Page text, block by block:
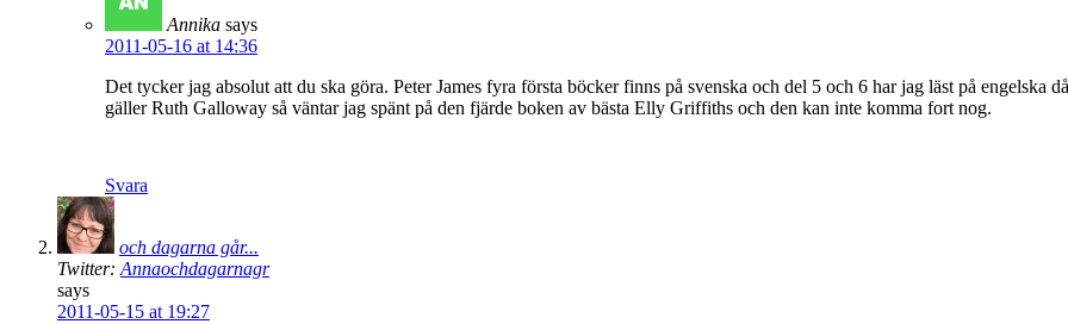
Annika says
2011-05-16 at 14:36
Det tycker jag absolut att du ska göra. Peter James fyra första böcker finns på svenska och del 5 och 6 har jag läst på engelska
gäller Ruth Galloway så väntar jag spänt på den fjärde boken av bästa Elly Griffiths och den kan inte komma fort nog.
Svara
och dagarna går...
Twitter: Annaochdagarnagr
says
2011-05-15 at 19:27